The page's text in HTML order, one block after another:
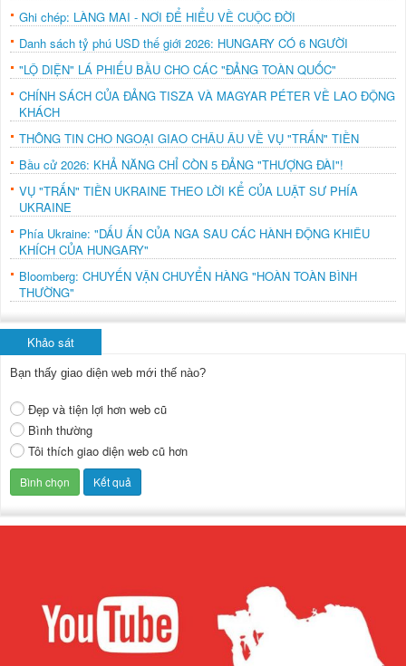
Ghi chép: LÀNG MAI - NƠI ĐỂ HIỂU VỀ CUỘC ĐỜI
Danh sách tỷ phú USD thế giới 2026: HUNGARY CÓ 6 NGƯỜI
"LỘ DIỆN" LÁ PHIẾU BẦU CHO CÁC "ĐẢNG TOÀN QUỐC"
CHÍNH SÁCH CỦA ĐẢNG TISZA VÀ MAGYAR PÉTER VỀ LAO ĐỘNG
KHÁCH
THÔNG TIN CHO NGOẠI GIAO CHÂU ÂU VỀ VỤ "TRẤN" TIỀN
Bầu cử 2026: KHẢ NĂNG CHỈ CÒN 5 ĐẢNG "THƯỢNG ĐÀI"!
VỤ "TRẤN" TIỀN UKRAINE THEO LỜI KỂ CỦA LUẬT SƯ PHÍA
UKRAINE
Phía Ukraine: "DẤU ẤN CỦA NGA SAU CÁC HÀNH ĐỘNG KHIÊU
KHÍCH CỦA HUNGARY"
Bloomberg: CHUYẾN VẬN CHUYỂN HÀNG "HOÀN TOÀN BÌNH
THƯỜNG"
Khảo sát
Bạn thấy giao diện web mới thế nào?
Đẹp và tiện lợi hơn web cũ
Bình thường
Tôi thích giao diện web cũ hơn